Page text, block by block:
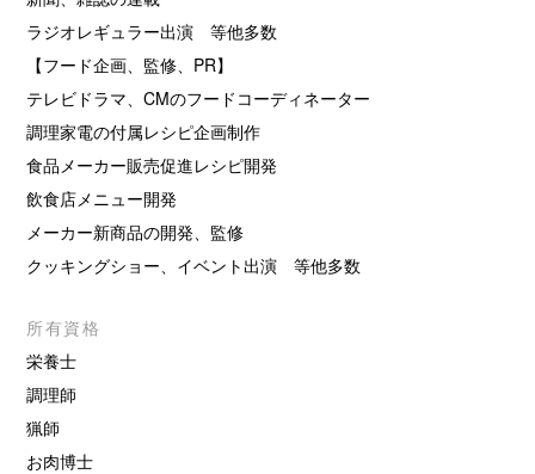
ラジオレギュラー出演 等他多数
【フード企画、監修、PR】
テレビドラマ、CMのフードコーディネーター
調理家電の付属レシピ企画制作
食品メーカー販売促進レシピ開発
飲食店メニュー開発
メーカー新商品の開発、監修
クッキングショー、イベント出演 等他多数
所有資格
栄養士
調理師
猟師
お肉博士